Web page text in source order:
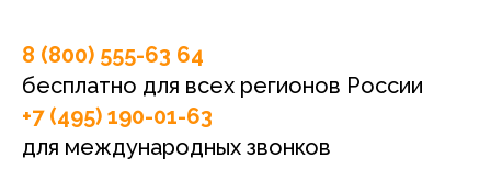
8 (800) 555-63 64
бесплатно для всех регионов России
+7 (495) 190-01-63
для международных звонков